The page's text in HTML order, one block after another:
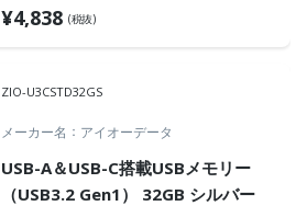
¥4,838 (税抜)
ZIO-U3CSTD32GS
メーカー名 アイオーデータ
USB-A＆USB-C搭載USBメモリー
（USB3.2 Gen1） 32GB シルバー